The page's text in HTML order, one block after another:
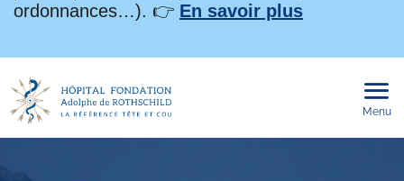
ordonnances…). 👉 En savoir plus
Menu